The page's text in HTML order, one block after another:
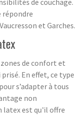
de couchage.
répondre
et Garches.
de confort et
En effet, ce type
s’adapter à tous
non
latex est qu'il offre